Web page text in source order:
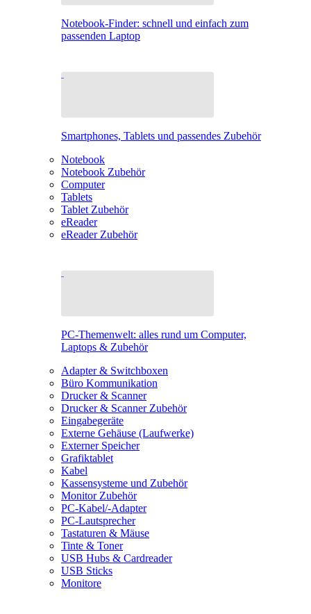
Notebook-Finder: schnell und einfach zum
passenden Laptop
Smartphones, Tablets und passendes Zubehör
Notebook
Notebook Zubehör
Computer
Tablets
Tablet Zubehör
eReader
eReader Zubehör
PC-Themenwelt: alles rund um Computer,
Laptops & Zubehör
Adapter & Switchboxen
Büro Kommunikation
Drucker & Scanner
Drucker & Scanner Zubehör
Eingabegeräte
Externe Gehäuse (Laufwerke)
Externer Speicher
Grafiktablet
Kabel
Kassensysteme und Zubehör
Monitor Zubehör
PC-Kabel/-Adapter
PC-Lautsprecher
Tastaturen & Mäuse
Tinte & Toner
USB Hubs & Cardreader
USB Sticks
Monitore